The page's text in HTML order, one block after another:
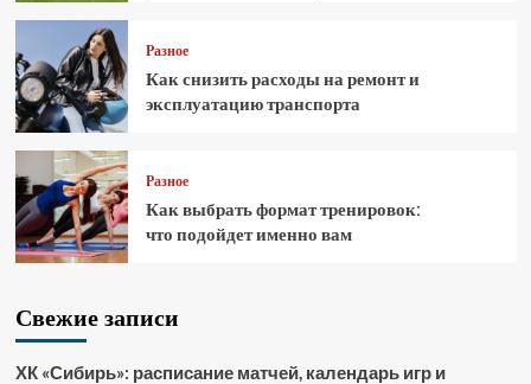
Разное
Как снизить расходы на ремонт и
эксплуатацию транспорта
Разное
Как выбрать формат тренировок:
что подойдет именно вам
Свежие записи
ХК «Сибирь»: расписание матчей, календарь игр и